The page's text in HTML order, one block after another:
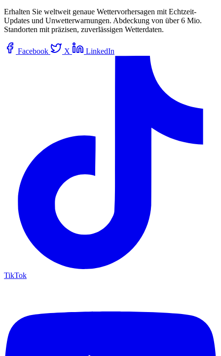
Erhalten Sie weltweit genaue Wettervorhersagen mit Echtzeit-
Updates und Unwetterwarnungen. Abdeckung von über 6 Mio.
Standorten mit präzisen, zuverlässigen Wetterdaten.
Facebook X LinkedIn
TikTok